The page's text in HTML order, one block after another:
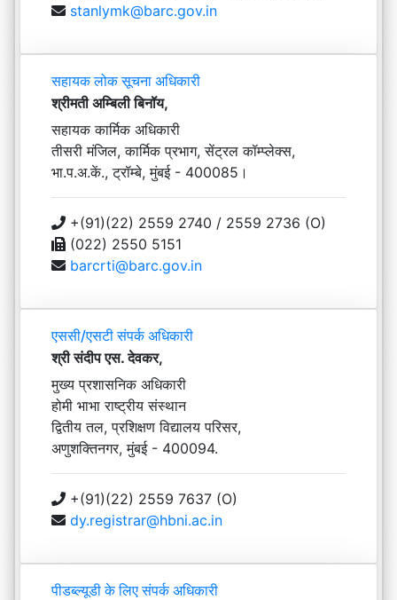
stanlymk@barc.gov.in
सहायक लोक सूचना अधिकारी
श्रीमती अम्बिली बिनॉय,
सहायक कार्मिक अधिकारी
तीसरी मंजिल, कार्मिक प्रभाग, सेंट्रल कॉम्प्लेक्स,
भा.प.अ.कें., ट्रॉम्बे, मुंबई - 400085।
+(91)(22) 2559 2740 / 2559 2736 (O)
(022) 2550 5151
barcrti@barc.gov.in
एससी/एसटी संपर्क अधिकारी
श्री संदीप एस. देवकर,
मुख्य प्रशासनिक अधिकारी
होमी भाभा राष्ट्रीय संस्थान
द्वितीय तल, प्रशिक्षण विद्यालय परिसर,
अणुशक्तिनगर, मुंबई - 400094.
+(91)(22) 2559 7637 (O)
dy.registrar@hbni.ac.in
पीडब्ल्यूडी के लिए संपर्क अधिकारी